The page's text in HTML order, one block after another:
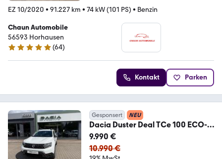
EZ 10/2020 • 91.227 km • 74 kW (101 PS) • Benzin
Chaun Automobile
56593 Horhausen
4.9 Sterne
(64)
Kontakt Parken
Gesponsert NEU
Dacia Duster Deal TCe 100 ECO-G
2WD
9.990 €
10.990 €